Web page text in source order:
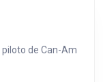
33.375
de Can-Am